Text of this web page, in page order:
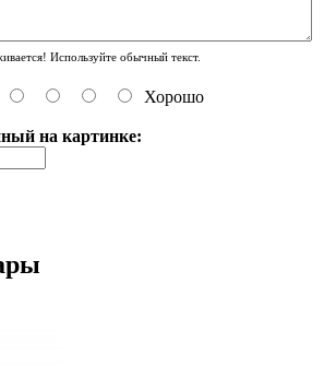
Используйте обычный текст.
Хорошо
на картинке: